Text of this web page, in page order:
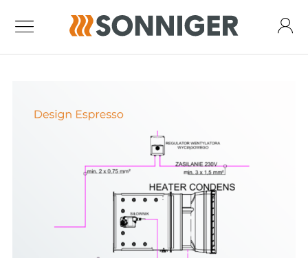
Standard air curtains